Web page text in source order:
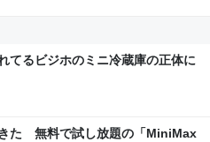
てるビジホのミニ冷蔵庫の正体に
た 無料で試し放題の「MiniMax